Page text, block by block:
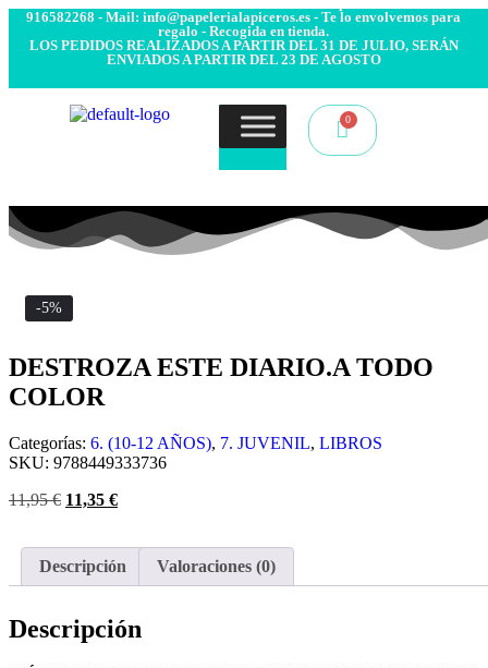
916582268 - Mail: info@papelerialapiceros.es - Te lo envolvemos para
regalo - Recogida en tienda.
LOS PEDIDOS REALIZADOS A PARTIR DEL 31 DE JULIO, SERÁN
ENVIADOS A PARTIR DEL 23 DE AGOSTO
-5%
DESTROZA ESTE DIARIO.A TODO
COLOR
Categorías: 6. (10-12 AÑOS), 7. JUVENIL, LIBROS
SKU: 9788449333736
11,95€ 11,35 €
Descripción Valoraciones (0)
Descripción